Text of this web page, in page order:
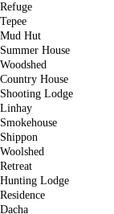
Refuge
Tepee
Mud Hut
Summer House
Woodshed
Country House
Shooting Lodge
Linhay
Smokehouse
Shippon
Woolshed
Retreat
Hunting Lodge
Residence
Dacha